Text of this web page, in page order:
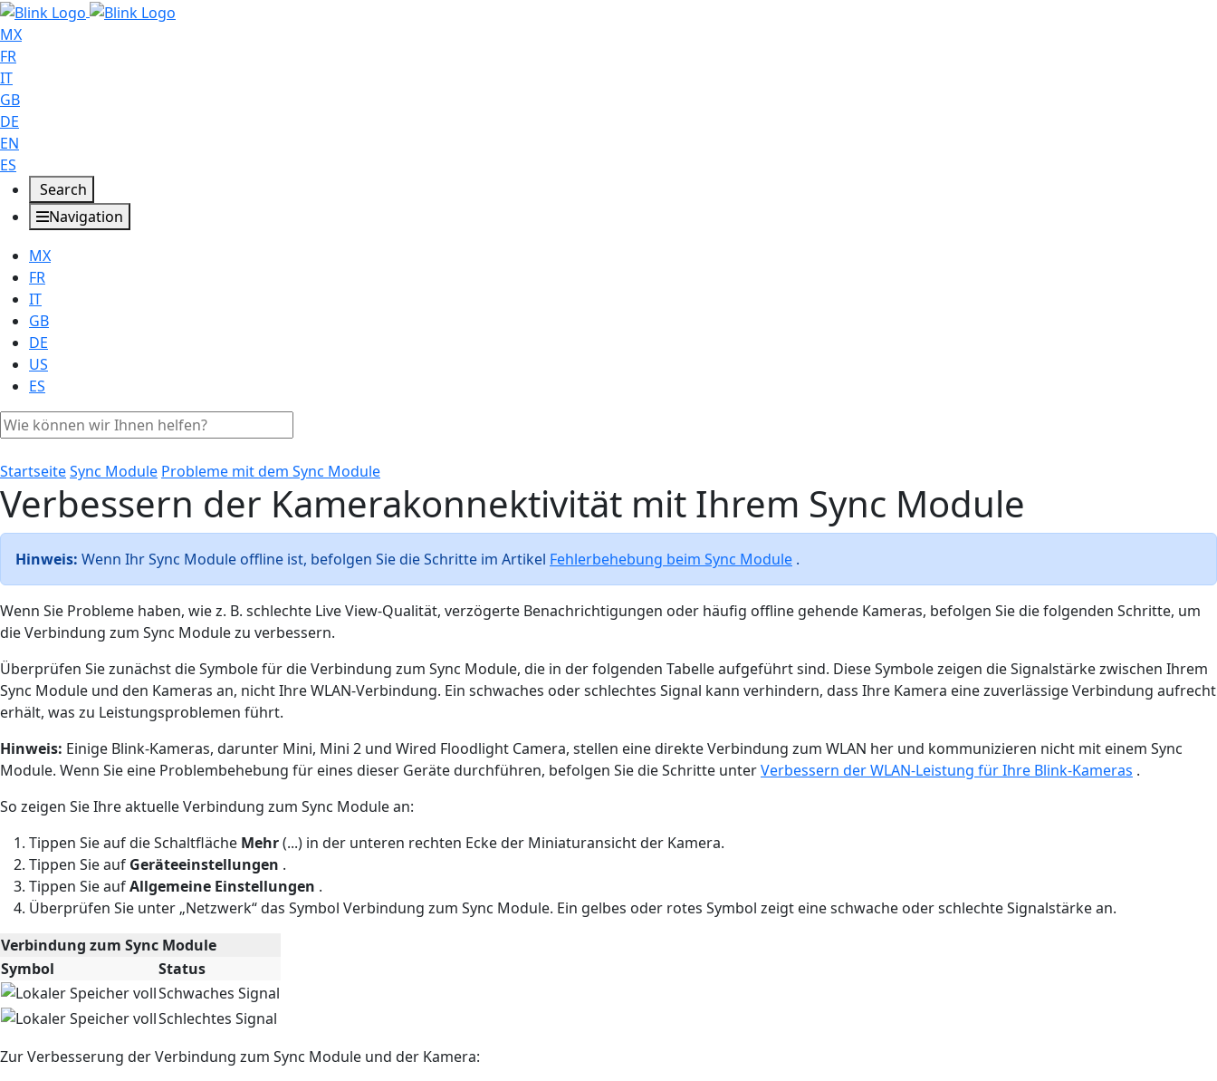
MX
FR
IT
GB
DE
EN
ES
Search
Navigation
MX
FR
IT
GB
DE
US
ES
StartseiteSync Module Probleme mit dem Sync Module
Verbessern der Kamerakonnektivität mit Ihrem Sync Module
Hinweis: Wenn Ihr Sync Module offline ist, befolgen Sie die Schritte im Artikel Fehlerbehebung beim Sync Module .
Wenn Sie Probleme haben, wie z. B. schlechte Live View-Qualität, verzögerte Benachrichtigungen oder häufig offline gehende Kameras, befolgen Sie die folgenden Schritte, um
die Verbindung zum Sync Module zu verbessern.
Überprüfen Sie zunächst die Symbole für die Verbindung zum Sync Module, die in der folgenden Tabelle aufgeführt sind. Diese Symbole zeigen die Signalstärke zwischen Ihrem
Sync Module und den Kameras an, nicht Ihre WLAN-Verbindung. Ein schwaches oder schlechtes Signal kann verhindern, dass Ihre Kamera eine zuverlässige Verbindung aufrecht
erhält, was zu Leistungsproblemen führt.
Hinweis: Einige Blink-Kameras, darunter Mini, Mini 2 und Wired Floodlight Camera, stellen eine direkte Verbindung zum WLAN her und kommunizieren nicht mit einem Sync
Module. Wenn Sie eine Problembehebung für eines dieser Geräte durchführen, befolgen Sie die Schritte unterVerbessern der WLAN-Leistung für Ihre Blink-Kameras .
So zeigen Sie Ihre aktuelle Verbindung zum Sync Module an:
Tippen Sie auf die Schaltfläche Mehr(...) in der unteren rechten Ecke der Miniaturansicht der Kamera.
Tippen Sie auf Geräteeinstellungen .
Tippen Sie aufAllgemeine Einstellungen .
Überprüfen Sie unter „Netzwerk“ das Symbol Verbindung zum Sync Module. Ein gelbes oder rotes Symbol zeigt eine schwache oder schlechte Signalstärke an.
Verbindung zum Sync Module
Symbol
Status
Schwaches Signal
Schlechtes Signal
Zur Verbesserung der Verbindung zum Sync Module und der Kamera: